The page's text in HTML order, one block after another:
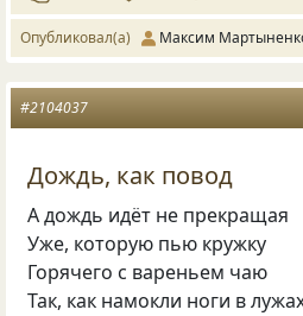
Опубликовал(а) Максим
#2104037
Дождь, как повод
А дождь идёт не прекращая
Уже, которую пью кружку
Горячего с вареньем чаю
Так, как намокли ноги в